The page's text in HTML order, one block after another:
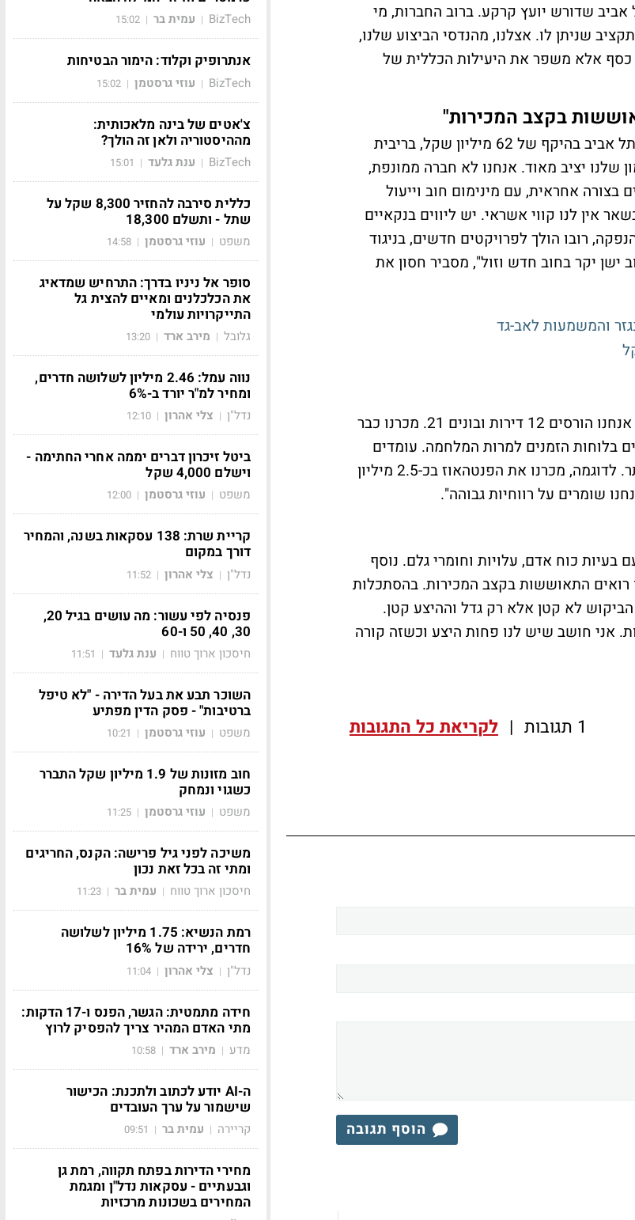
אביב שדורש יועץ קרקע. ברוב החברות, מי
שניתן לו. אצלנו, מהנדסי הביצוע שלנו,
כסף אלא משפר את היעילות הכללית של
בקצב המכירות"
בשבוע שעבר, השלימה החברה גיוס חוב ראשון בבורסה בתל אביב בהיקף של 62 מיליון שקל, בריבית
המימון שלנו יציב מאוד. אנחנו לא חברה ממונפת,
בצורה אחראית, עם מינימום חוב וייעול
אין לנו קווי אשראי. יש ליווים בנקאיים
רובו הולך לפרויקטים חדשים, בניגוד
יקר בחוב חדש וזול", מסביר חסון את
"יש לנו פרויקט תמ"א 2 ליד כיכר המדינה בתל אביב, שבו אנחנו הורסים 12 דירות ובונים 21. מכרנו כבר
בלוחות הזמנים למרות המלחמה. עומדים
בדוח ה-0, זאת אומרת שלא הגדלנו עלויות וגם מכרנו ביותר. לדוגמה, מכרנו את הפנטהאוז בכ-2.5 מיליון
שומרים על רווחיות גבוהה".
בעיות כוח אדם, עלויות וחומרי גלם. נוסף
רואים התאוששות בקצב המכירות. בהסתכלות
לא קטן אלא רק גדל וההיצע קטן.
אני חושב שיש לנו פחות היצע וכשזה קורה
1 תגובות | לקריאת כל התגובות
הוסף תגובה
BizTech
| עמית בר |
15:02
אנתרופיק וקלוד: הימור הבטיחות
BizTech
| עוזי גרסטמן |
15:02
צ'אטים של בינה מלאכותית:
מההיסטוריה ולאן זה הולך?
BizTech
| ענת גלעד |
15:01
כללית סירבה להחזיר 8,300 שקל על
שתל - ותשלם 18,300
משפט | עוזי גרסטמן |
14:58
סופר אל ניניו בדרך: התרחיש שמדאיג
את הכלכלנים ומאיים להצית גל
התייקרויות עולמי
גלובל | מירב ארד |
13:20
נווה עמל: 2.46 מיליון לשלושה חדרים,
ומחיר למ"ר יורד ב-6%
נדל"ן | צלי אהרון |
12:10
ביטל זיכרון דברים יממה אחרי החתימה -
וישלם 4,000 שקל
משפט | עוזי גרסטמן |
12:00
קריית שרת: 138 עסקאות בשנה, והמחיר
דורך במקום
נדל"ן | צלי אהרון |
11:52
פנסיה לפי עשור: מה עושים בגיל 20,
30, 40, 50 ו-60
חיסכון ארוך טווח | ענת גלעד |
11:51
השוכר תבע את בעל הדירה - "לא טיפל
ברטיבות" - פסק הדין מפתיע
משפט | עוזי גרסטמן |
10:21
חוב מזונות של 1.9 מיליון שקל התברר
כשגוי ונמחק
משפט | עוזי גרסטמן |
11:25
משיכה לפני גיל פרישה: הקנס, החריגים
ומתי זה בכל זאת נכון
חיסכון ארוך טווח | עמית בר |
11:23
רמת הנשיא: 1.75 מיליון לשלושה
חדרים, ירידה של 16%
נדל"ן | צלי אהרון |
11:04
חידה מתמטית: הגשר, הפנס ו-17 הדקות:
מתי האדם המהיר צריך להפסיק לרוץ
מדע | מירב ארד |
10:58
ה-AI יודע לכתוב ולתכנת: הכישור
שישמור על ערך העובדים
קריירה | עמית בר |
09:51
מחירי הדירות בפתח תקווה, רמת גן
וגבעתיים - עסקאות נדל"ן ומגמת
המחירים בשכונות מרכזיות